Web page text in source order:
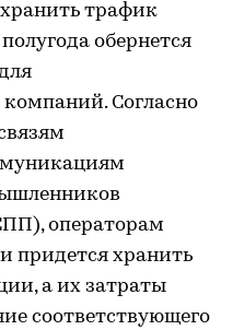
хранить трафик
обернется
Согласно
операторам
придется хранить
а их затраты
соответствующего